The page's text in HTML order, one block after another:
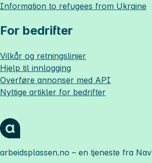
Information to refugees from Ukraine
For bedrifter
Vilkår og retningslinjer
Hjelp til innlogging
Overføre annonser med API
Nyttige artikler for bedrifter
arbeidsplassen.no – en tjeneste fra Nav